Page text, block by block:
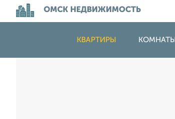
ОМСК НЕДВИЖИМОСТЬ
КВАРТИРЫ КОМНАТЫ